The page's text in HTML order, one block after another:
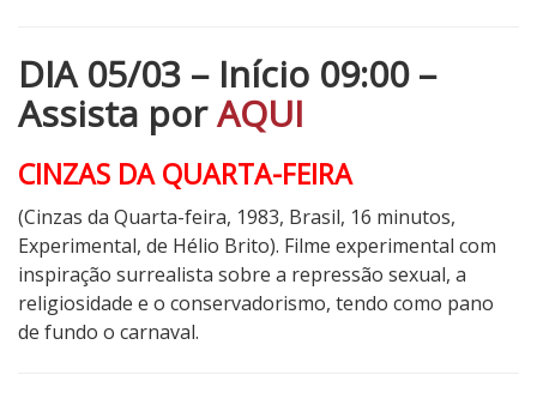
DIA 05/03 – Início 09:00 –
Assista porAQUI
CINZAS DA QUARTA-FEIRA
(Cinzas da Quarta-feira, 1983, Brasil, 16 minutos,
Experimental, de Hélio Brito). Filme experimental com
inspiração surrealista sobre a repressão sexual, a
religiosidade e o conservadorismo, tendo como pano
de fundo o carnaval.